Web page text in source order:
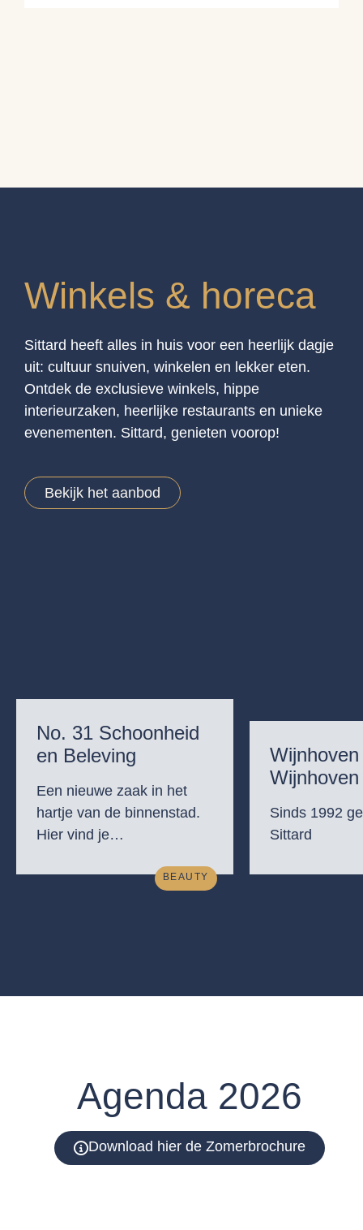
Winkels & horeca
Sittard heeft alles in huis voor een heerlijk dagje
uit: cultuur snuiven, winkelen en lekker eten.
Ontdek de exclusieve winkels, hippe
interieurzaken, heerlijke restaurants en unieke
evenementen. Sittard, genieten voorop!
Bekijk het aanbod
No. 31 Schoonheid
en Beleving
Een nieuwe zaak in het
hartje van de binnenstad.
Hier vind je…
BEAUTY
Wijnhoven
Sinds 1992
Sittard
Agenda 2026
Download hier de Zomerbrochure